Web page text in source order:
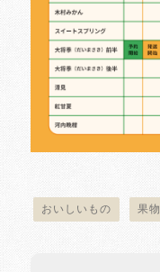
おいしいもの 果物